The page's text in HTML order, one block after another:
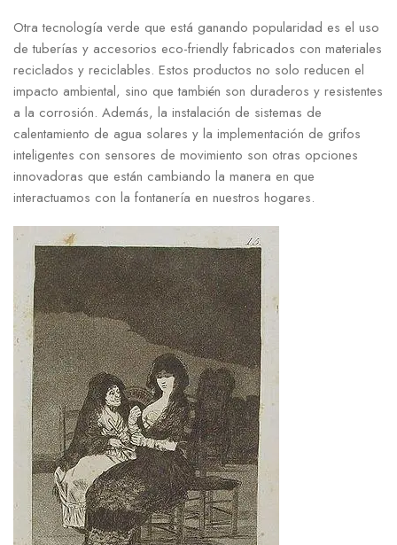
Otra tecnología verde que está ganando popularidad es el uso
de tuberías y accesorios eco-friendly fabricados con materiales
reciclados y reciclables. Estos productos no solo reducen el
impacto ambiental, sino que también son duraderos y resistentes
a la corrosión. Además, la instalación de sistemas de
calentamiento de agua solares y la implementación de grifos
inteligentes con sensores de movimiento son otras opciones
innovadoras que están cambiando la manera en que
interactuamos con la fontanería en nuestros hogares.